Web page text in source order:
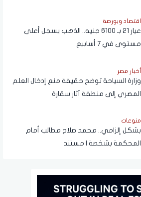
اقتصاد وبورصة
عيار 21 بـ 6100 جنيه.. الذهب يسجل أعلى
مستوى في 7 أسابيع
أخبار مصر
وزارة السياحة توضح حقيقة منع إدخال العلم
المصري إلى منطقة آثار سقارة
منوعات
بشكل إلزامي.. محمد صلاح مطالب أمام
المحكمة بشخصة | مستند